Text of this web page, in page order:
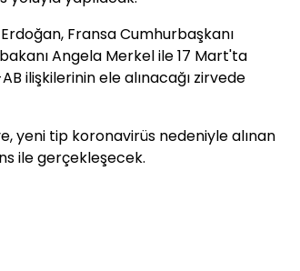
Fransa Cumhurbaşkanı
Angela Merkel ile 17 Mart'ta
ilişkilerinin ele alınacağı zirvede
yeni tip koronavirüs nedeniyle alınan
ile gerçekleşecek.